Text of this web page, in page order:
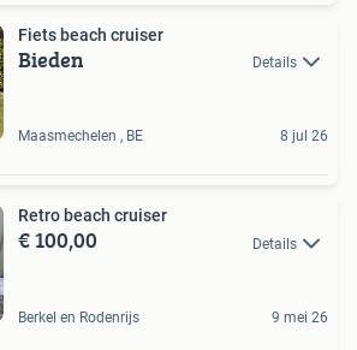
Fiets beach cruiser
Bieden Details
Maasmechelen , BE 8 jul 26
Retro beach cruiser
€ 100,00 Details
Berkel en Rodenrijs 9 mei 26